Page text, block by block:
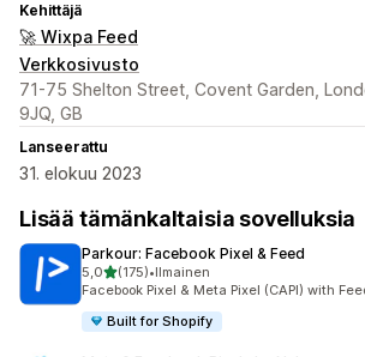
Kehittäjä
🚀 Wixpa Feed
Verkkosivusto
71-75 Shelton Street, Covent Garden,
9JQ, GB
Lanseerattu
31. elokuu 2023
Lisää tämänkaltaisia sovelluksia
Parkour: Facebook Pixel & Feed
5,0/ 5 tähteä
(175)
175 arvostelua yhteensä
•Ilmainen
Facebook Pixel & Meta Pixel (CAPI) with
Built for Shopify